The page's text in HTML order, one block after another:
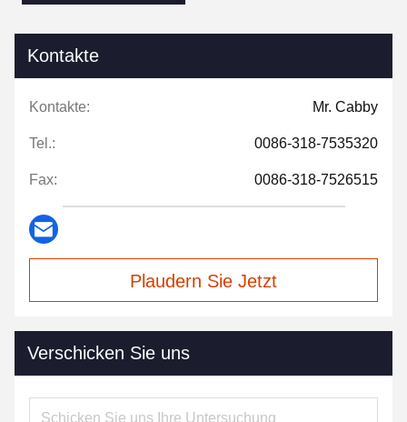
Kontakte
Kontakte: Mr. Cabby
Tel.: 0086-318-7535320
Fax: 0086-318-7526515
Plaudern Sie Jetzt
Verschicken Sie uns